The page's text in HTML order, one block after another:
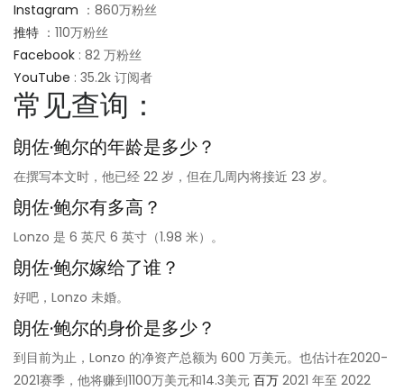
Instagram ：860万粉丝
推特 ：110万粉丝
Facebook : 82 万粉丝
YouTube : 35.2k 订阅者
常见查询：
朗佐·鲍尔的年龄是多少？
在撰写本文时，他已经 22 岁，但在几周内将接近 23 岁。
朗佐·鲍尔有多高？
Lonzo 是 6 英尺 6 英寸（1.98 米）。
朗佐·鲍尔嫁给了谁？
好吧，Lonzo 未婚。
朗佐·鲍尔的身价是多少？
到目前为止，Lonzo 的净资产总额为 600 万美元。也估计在2020-
2021赛季，他将赚到1100万美元和14.3美元 百万 2021 年至 2022